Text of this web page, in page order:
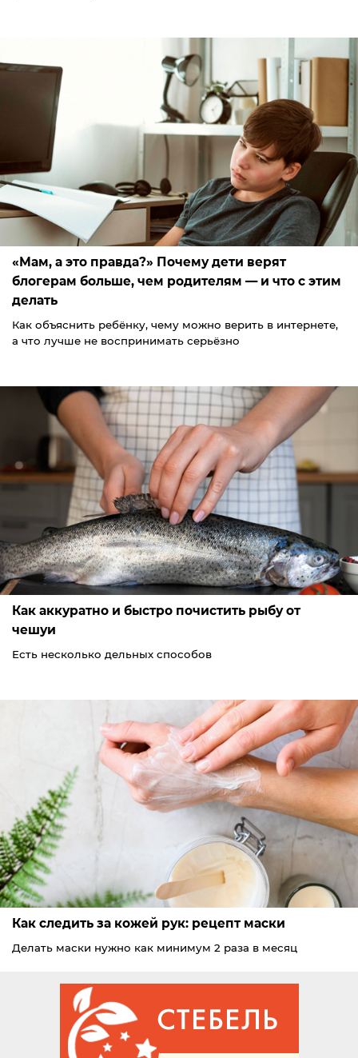
«Мам, а это правда?» Почему дети верят
блогерам больше, чем родителям — и что с этим
делать
Как объяснить ребёнку, чему можно верить в интернете,
а что лучше не воспринимать серьёзно
Как аккуратно и быстро почистить рыбу от
чешуи
Есть несколько дельных способов
Как следить за кожей рук: рецепт маски
Делать маски нужно как минимум 2 раза в месяц